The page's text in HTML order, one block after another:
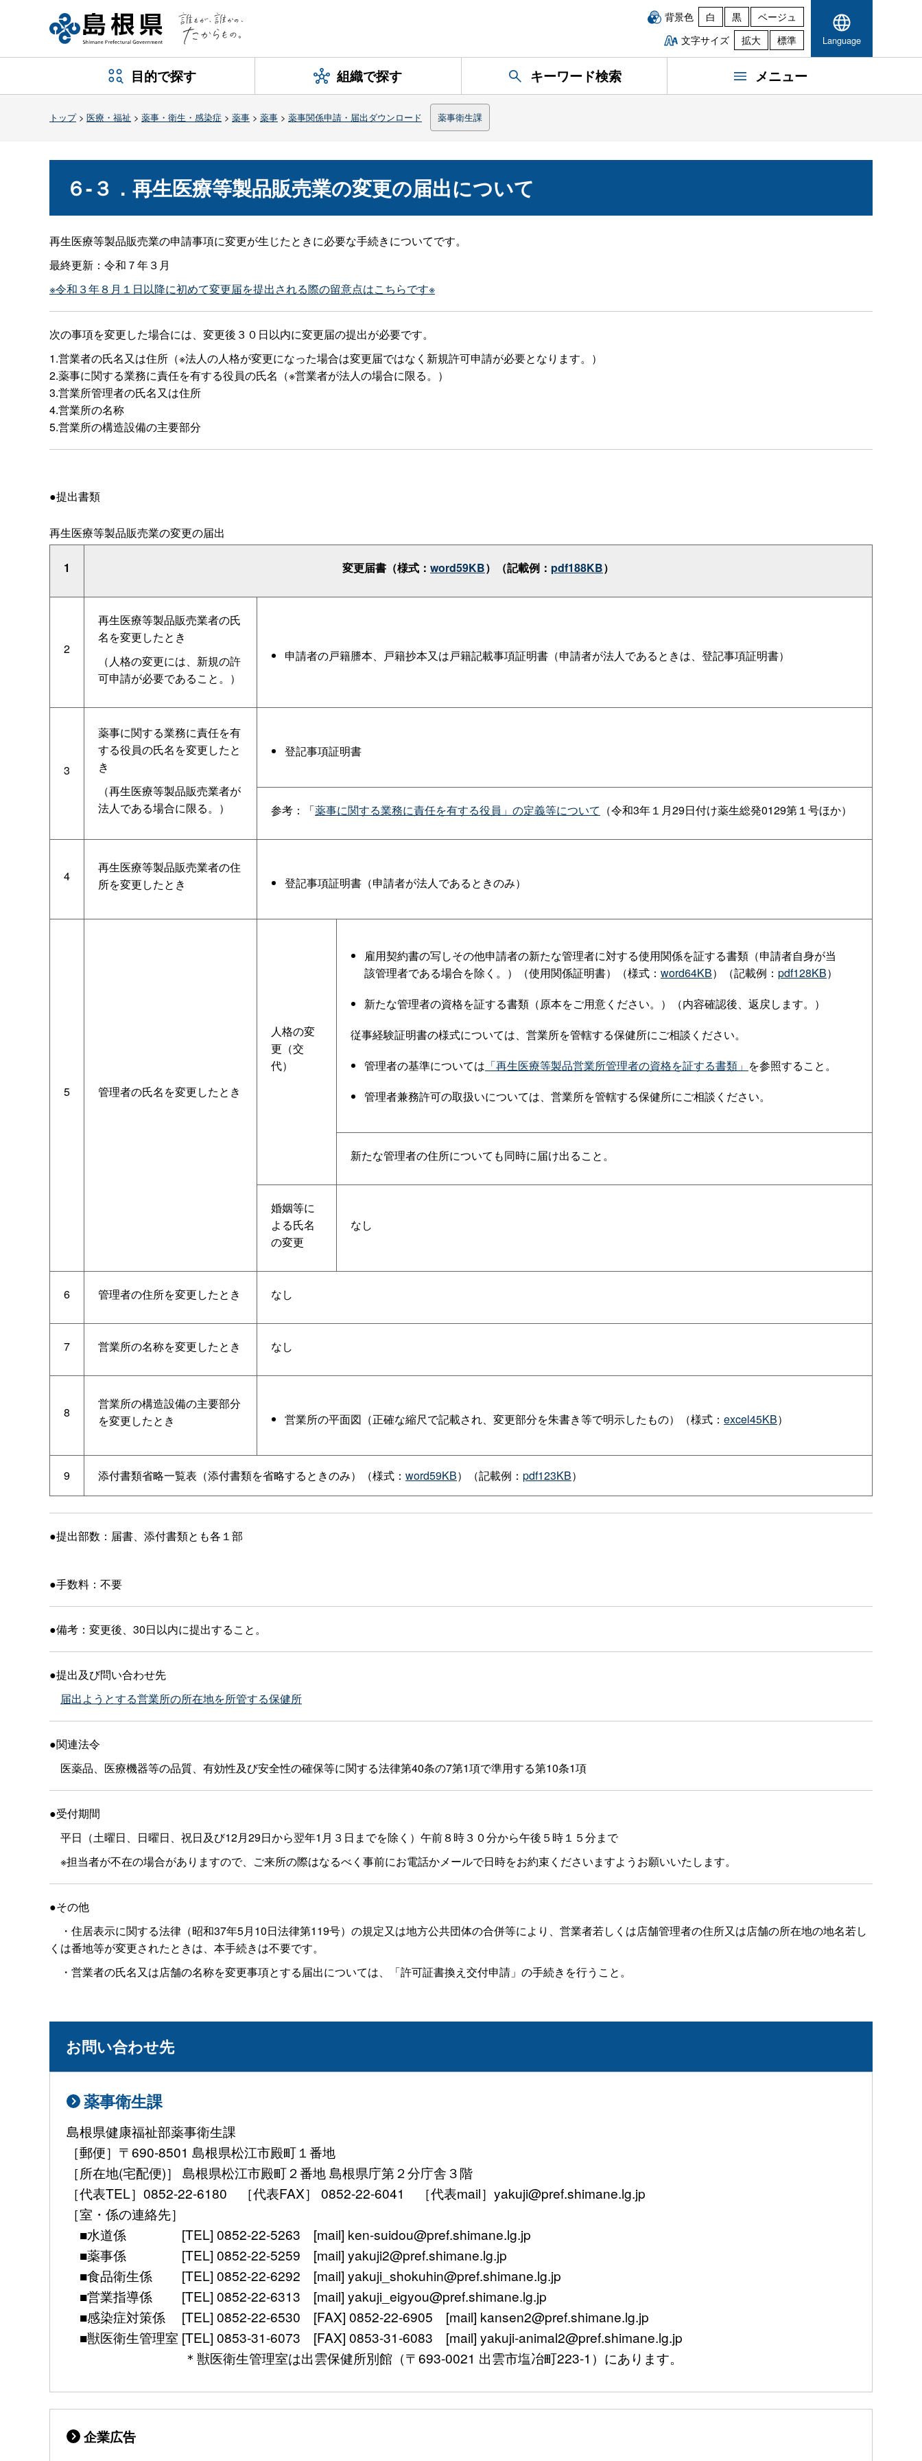
背景色 白 黒
ベージュ
文字サイズ
拡大 標準 Language
目的で探す 組織で探す キーワード検索 メニュー
トップ> 医療・福祉 > 薬事・衛生・感染症 > 薬事 > 薬事 > 薬事関係申請・届出ダウンロード 薬事衛生課
６-３．再生医療等製品販売業の変更の届出について
再生医療等製品販売業の申請事項に変更が生じたときに必要な手続きについてです。
最終更新：令和７年３月
※令和３年８月１日以降に初めて変更届を提出される際の留意点はこちらです※
次の事項を変更した場合には、変更後３０日以内に変更届の提出が必要です。
1.営業者の氏名又は住所（※法人の人格が変更になった場合は変更届ではなく新規許可申請が必要となります。）
2.薬事に関する業務に責任を有する役員の氏名（※営業者が法人の場合に限る。）
3.営業所管理者の氏名又は住所
4.営業所の名称
5.営業所の構造設備の主要部分
●提出書類
再生医療等製品販売業の変更の届出
1 変更届書（様式： word59KB）（記載例： pdf188KB）
2
再生医療等製品販売業者の氏
名を変更したとき
（人格の変更には、新規の許
可申請が必要であること。）
申請者の戸籍謄本、戸籍抄本又は戸籍記載事項証明書（申請者が法人であるときは、登記事項証明書）
3
薬事に関する業務に責任を有
する役員の氏名を変更したと
き
（再生医療等製品販売業者が
法人である場合に限る。）
登記事項証明書
参考：「薬事に関する業務に責任を有する役員」の定義等について （令和3年１月29日付け薬生総発0129第１号ほか）
4
再生医療等製品販売業者の住
所を変更したとき
登記事項証明書（申請者が法人であるときのみ）
5 管理者の氏名を変更したとき
人格の変
更（交
代）
雇用契約書の写しその他申請者の新たな管理者に対する使用関係を証する書類（申請者自身が当
該管理者である場合を除く。）（使用関係証明書）（様式： word64KB）（記載例： pdf128KB）
新たな管理者の資格を証する書類（原本をご用意ください。）（内容確認後、返戻します。）
従事経験証明書の様式については、営業所を管轄する保健所にご相談ください。
管理者の基準については 「再生医療等製品営業所管理者の資格を証する書類」 を参照すること。
管理者兼務許可の取扱いについては、営業所を管轄する保健所にご相談ください。
新たな管理者の住所についても同時に届け出ること。
婚姻等に
よる氏名
の変更
なし
6 管理者の住所を変更したとき なし
7 営業所の名称を変更したとき なし
8
営業所の構造設備の主要部分
を変更したとき
営業所の平面図（正確な縮尺で記載され、変更部分を朱書き等で明示したもの）（様式： excel45KB）
9 添付書類省略一覧表（添付書類を省略するときのみ）（様式： word59KB）（記載例： pdf123KB）
●提出部数：届書、添付書類とも各１部
●手数料：不要
●備考：変更後、30日以内に提出すること。
●提出及び問い合わせ先
届出ようとする営業所の所在地を所管する保健所
●関連法令
医薬品、医療機器等の品質、有効性及び安全性の確保等に関する法律第40条の7第1項で準用する第10条1項
●受付期間
平日（土曜日、日曜日、祝日及び12月29日から翌年1月３日までを除く）午前８時３０分から午後５時１５分まで
※担当者が不在の場合がありますので、ご来所の際はなるべく事前にお電話かメールで日時をお約束くださいますようお願いいたします。
●その他
・住居表示に関する法律（昭和37年5月10日法律第119号）の規定又は地方公共団体の合併等により、営業者若しくは店舗管理者の住所又は店舗の所在地の地名若し
くは番地等が変更されたときは、本手続きは不要です。
・営業者の氏名又は店舗の名称を変更事項とする届出については、「許可証書換え交付申請」の手続きを行うこと。
お問い合わせ先
薬事衛生課
島根県健康福祉部薬事衛生課
［郵便］〒690-8501 島根県松江市殿町１番地
［所在地(宅配便)］ 島根県松江市殿町２番地 島根県庁第２分庁舎３階
［代表TEL］0852-22-6180 ［代表FAX］ 0852-22-6041 ［代表mail］yakuji@pref.shimane.lg.jp
［室・係の連絡先］
■水道係 [TEL] 0852-22-5263 [mail] ken-suidou@pref.shimane.lg.jp
■薬事係 [TEL] 0852-22-5259 [mail] yakuji2@pref.shimane.lg.jp
■食品衛生係 [TEL] 0852-22-6292 [mail] yakuji_shokuhin@pref.shimane.lg.jp
■営業指導係 [TEL] 0852-22-6313 [mail] yakuji_eigyou@pref.shimane.lg.jp
■感染症対策係 [TEL] 0852-22-6530 [FAX] 0852-22-6905 [mail] kansen2@pref.shimane.lg.jp
■獣医衛生管理室 [TEL] 0853-31-6073 [FAX] 0853-31-6083 [mail] yakuji-animal2@pref.shimane.lg.jp
＊獣医衛生管理室は出雲保健所別館（〒693-0021 出雲市塩冶町223-1）にあります。
企業広告